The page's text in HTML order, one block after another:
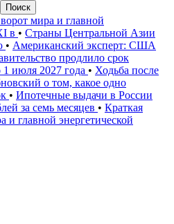
Поиск
мира и главной
в • Страны Центральной Азии
• Американский эксперт: США
продлило срок
июля 2027 года • Ходьба после
о том, какое одно
• Ипотечные выдачи в России
за семь месяцев • Краткая
и главной энергетической